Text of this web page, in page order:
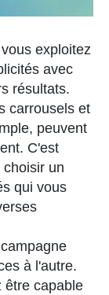
exploitez
avec
résultats.
carrousels et
peuvent
C'est
un
qui vous
à l'autre.
être capable